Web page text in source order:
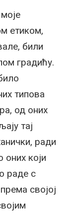
етиком,
били
градићу.
типова
од оних
тај
ради
оних који
раде с
својој